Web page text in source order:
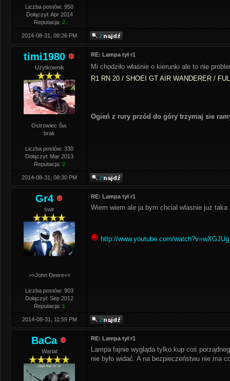
Liczba postów: 950
Dołączył: Apr 2014
Reputacja: 2
2014-08-31, 08:26 PM
timi1980
Użytkownik
Ostrowiec Św.
brak
Liczba postów: 330
Dołączył: Mar 2013
Reputacja: 2
RE: Lampa tył r1
Mi chodziło właśnie o kierunki ale to nie
R1 RN 20 / SHOEI GT AIR WANDERER /
Ogień z rury przód do góry trzymaj sie
2014-08-31, 08:30 PM
Gr4
świr
>>John Deere<<
Liczba postów: 903
Dołączył: Sep 2012
Reputacja: 1
RE: Lampa tył r1
Wiem wiem ale ja bym chcial wlasnie juz
http://www.youtube.com/
2014-08-31, 11:59 PM
BaCa
Wariat
RE: Lampa tył r1
Lampa fajnie wygląda tylko kup coś
nie było widać. A na bezpieczeństwu nie ma